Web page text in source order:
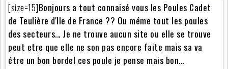
[size=15]Bonjours a tout connaisé vous les Poules Cadet
de Teulière d'Ile de France ?? Ou méme tout les poules
des secteurs... Je ne trouve aucun site ou elle se trouve
peut etre que elle ne son pas encore faite mais sa va
étre un bon bordel ces poule je pense mais bon...